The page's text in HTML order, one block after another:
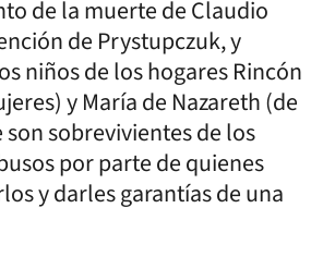
de la muerte de Claudio
de Prystupczuk, y
niños de los hogares Rincón
y María de Nazareth (de
sobrevivientes de los
por parte de quienes
y darles garantías de una